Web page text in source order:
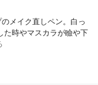
メイク直しペン。白っ
た時やマスカラが瞼や下